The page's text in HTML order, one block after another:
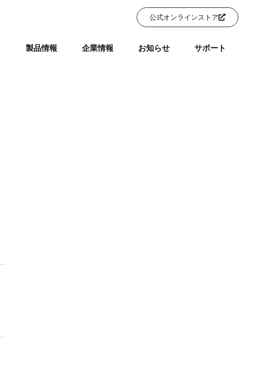
公式オンラインストア
製品情報 企業情報 お知らせ サポート